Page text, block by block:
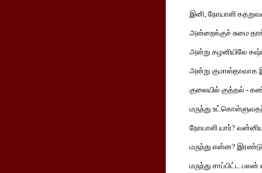
இனி, நோயாளி
அன்றைக்குச் சுமை
அன்று கழனியிலே
அன்று குமாஸ்தாவாக
குலையில் குத்தல் -
மருந்து
நோயாளி யார்?
மருந்து என்ன?
மருந்து சாப்பிட்ட